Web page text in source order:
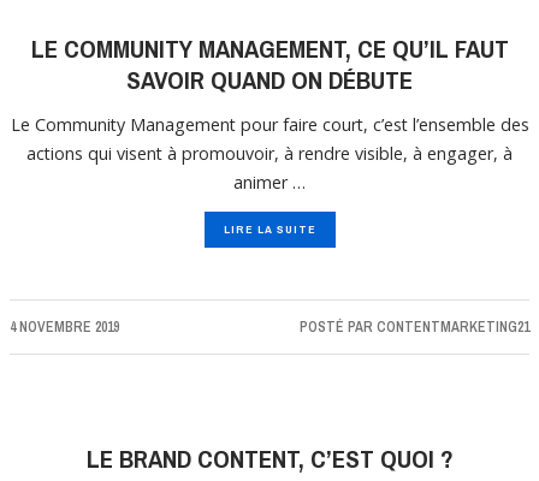
LE COMMUNITY MANAGEMENT, CE QU’IL FAUT
SAVOIR QUAND ON DÉBUTE
Le Community Management pour faire court, c’est l’ensemble des
actions qui visent à promouvoir, à rendre visible, à engager, à
animer …
LIRE LA SUITE
4 NOVEMBRE 2019 POSTÉ PAR CONTENTMARKETING21
LE BRAND CONTENT, C’EST QUOI ?